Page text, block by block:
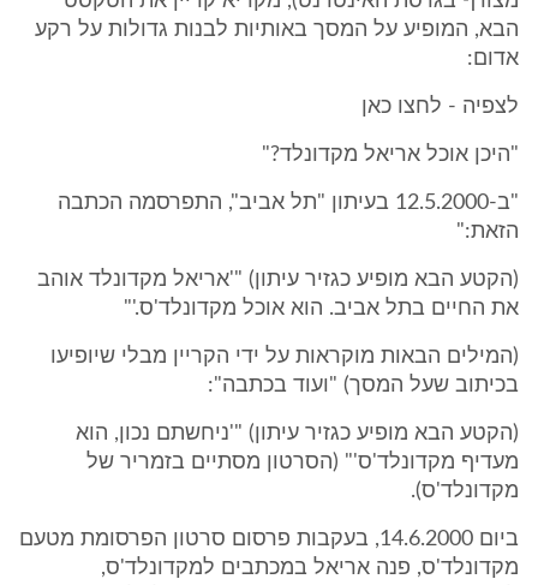
הבא, המופיע על המסך באותיות לבנות גדולות על רקע
אדום:
לצפיה - לחצו כאן
"היכן אוכל אריאל מקדונלד?"
"ב-12.5.2000 בעיתון "תל אביב", התפרסמה הכתבה
הזאת:"
(הקטע הבא מופיע כגזיר עיתון) "'אריאל מקדונלד אוהב
את החיים בתל אביב. הוא אוכל מקדונלד'ס.'"
(המילים הבאות מוקראות על ידי הקריין מבלי שיופיעו
בכיתוב שעל המסך) "ועוד בכתבה":
(הקטע הבא מופיע כגזיר עיתון) "'ניחשתם נכון, הוא
מעדיף מקדונלד'ס'" (הסרטון מסתיים בזמריר של
מקדונלד'ס).
ביום 14.6.2000, בעקבות פרסום סרטון הפרסומת מטעם
מקדונלד'ס, פנה אריאל במכתבים למקדונלד'ס,